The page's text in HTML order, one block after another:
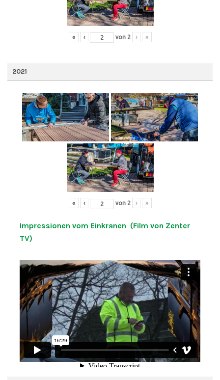
« ‹ von 2 › »
2021
« ‹ von 2 › »
Impressionen vom Einkranen (Film von Zenter
TV)